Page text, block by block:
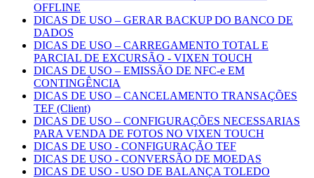
OFFLINE
DICAS DE USO – GERAR BACKUP DO BANCO DE
DADOS
DICAS DE USO – CARREGAMENTO TOTAL E
PARCIAL DE EXCURSÃO - VIXEN TOUCH
DICAS DE USO – EMISSÃO DE NFC-e EM
CONTINGÊNCIA
DICAS DE USO – CANCELAMENTO TRANSAÇÕES
TEF (Client)
DICAS DE USO – CONFIGURAÇÕES NECESSARIAS
PARA VENDA DE FOTOS NO VIXEN TOUCH
DICAS DE USO - CONFIGURAÇÃO TEF
DICAS DE USO - CONVERSÃO DE MOEDAS
DICAS DE USO - USO DE BALANÇA TOLEDO